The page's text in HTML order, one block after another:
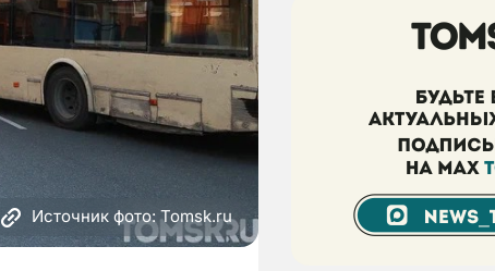
Источник фото: Tomsk.ru